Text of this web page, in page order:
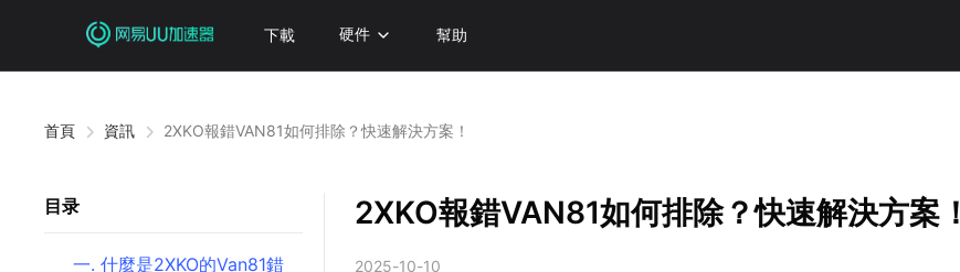
下載 硬件 幫助
首頁 資訊 2XKO報錯VAN81如何排除？快速解決方案！
目录
一. 什麼是2XKO的Van81錯
2XKO報錯VAN81如何排除？快速解決方案！
2025-10-10